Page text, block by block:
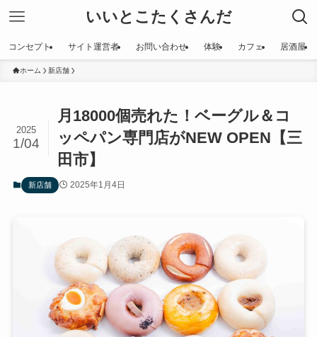
いいとこたくさんだ
コンセプト サイト運営者 お問い合わせ 体験 カフェ 居酒屋
ホーム 新店舗
月18000個売れた！ベーグル＆コ
ッペパン専門店がNEW OPEN【三
田市】
2025
1/04
新店舗 2025年1月4日